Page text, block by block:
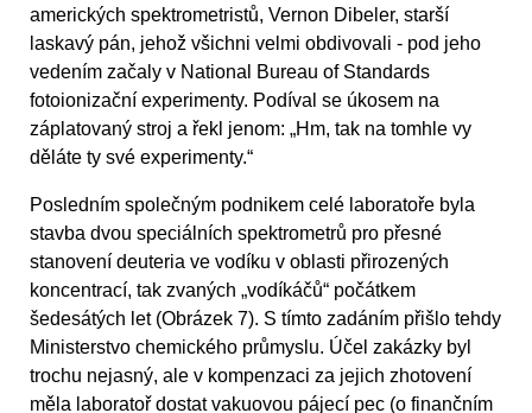
amerických spektrometristů, Vernon Dibeler, starší
laskavý pán, jehož všichni velmi obdivovali - pod jeho
vedením začaly v National Bureau of Standards
fotoionizační experimenty. Podíval se úkosem na
záplatovaný stroj a řekl jenom: „Hm, tak na tomhle vy
děláte ty své experimenty.“
Posledním společným podnikem celé laboratoře byla
stavba dvou speciálních spektrometrů pro přesné
stanovení deuteria ve vodíku v oblasti přirozených
koncentrací, tak zvaných „vodíkáčů“ počátkem
šedesátých let (Obrázek 7). S tímto zadáním přišlo tehdy
Ministerstvo chemického průmyslu. Účel zakázky byl
trochu nejasný, ale v kompenzaci za jejich zhotovení
měla laboratoř dostat vakuovou pájecí pec (o finančním